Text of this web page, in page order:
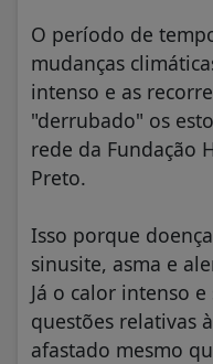
O período de
mudanças
intenso e as
"derrubado" os
rede da Fundação
Preto.
Isso porque
sinusite, asma e
Já o calor intenso
questões relativas
afastado mesmo